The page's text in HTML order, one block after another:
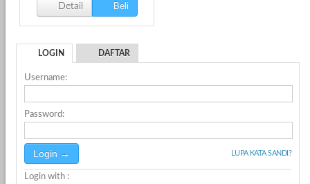
Detail Beli
LOGIN DAFTAR
Username:
Password:
LUPA KATA SANDI?
Login with :